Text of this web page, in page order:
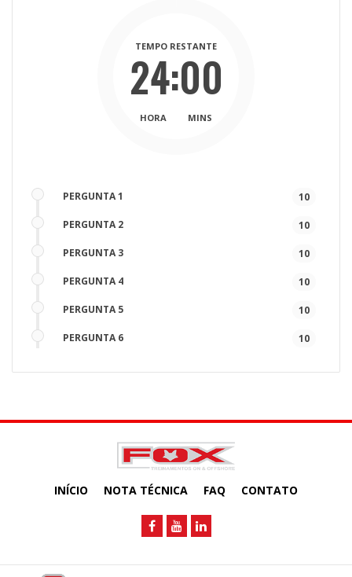
24:00
TEMPO RESTANTE
HORA MINS
PERGUNTA 1 10
PERGUNTA 2 10
PERGUNTA 3 10
PERGUNTA 4 10
PERGUNTA 5 10
PERGUNTA 6 10
PERGUNTA 9
10
PERGUNTA 10
INÍCIO NOTA TÉCNICA FAQ CONTATO